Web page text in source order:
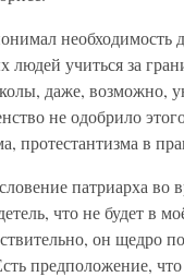
необходимость
людей учиться за
даже, возможно,
не одобрило
протестантизма в
патриарха во
что не будет в
он щедро
предположение,